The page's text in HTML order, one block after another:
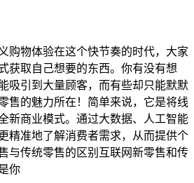
购物体验在这个快节奏的时代，大家
获取自己想要的东西。你有没有想
吸引到大量顾客，而有些却只能默默
售的魅力所在！简单来说，它是将线
新商业模式。通过大数据、人工智能
精准地了解消费者需求，从而提供个
与传统零售的区别互联网新零售和传
你